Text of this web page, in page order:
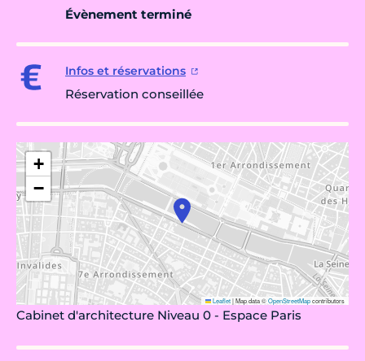
Évènement terminé
Infos et réservations
Réservation conseillée
+
−
Leaflet|Map data ©OpenStreetMapcontributors
Cabinet d'architecture Niveau 0 - Espace Paris